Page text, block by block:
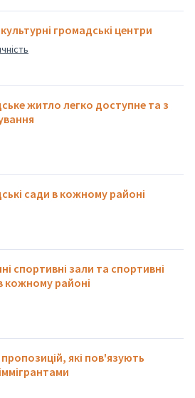
громадські центри
житло легко доступне та з
сади в кожному районі
спортивні зали та спортивні
кожному районі
які пов'язують